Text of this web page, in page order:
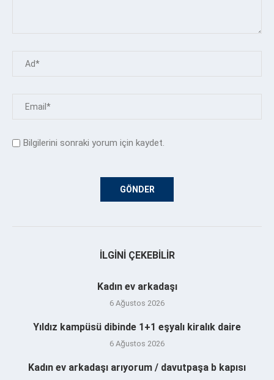
Bilgilerini sonraki yorum için kaydet.
İLGINI ÇEKEBILIR
Kadın ev arkadaşı
6 Ağustos 2026
Yıldız kampüsü dibinde 1+1 eşyalı kiralık daire
6 Ağustos 2026
Kadın ev arkadaşı arıyorum / davutpaşa b kapısı